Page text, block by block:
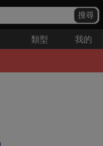
類型 我的